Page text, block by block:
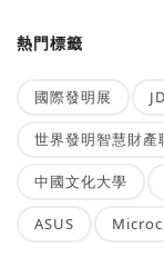
熱門標籤
國際發明展
世界發明智慧財產
中國文化大學
ASUS